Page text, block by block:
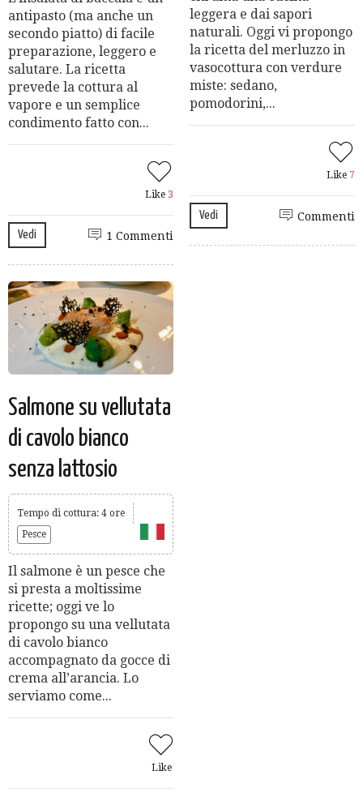
antipasto (ma anche un
secondo piatto) di facile
preparazione, leggero e
salutare. La ricetta
prevede la cottura al
vapore e un semplice
condimento fatto con...
Like 3
Vedi 1 Commenti
leggera e dai sapori
naturali. Oggi vi propongo
la ricetta del merluzzo in
vasocottura con verdure
miste: sedano,
pomodorini,...
Like 7
Vedi Commenti
Salmone su vellutata
di cavolo bianco
senza lattosio
Tempo di cottura: 4 ore
Pesce
Il salmone è un pesce che
si presta a moltissime
ricette; oggi ve lo
propongo su una vellutata
di cavolo bianco
accompagnato da gocce di
crema all’arancia. Lo
serviamo come...
Like